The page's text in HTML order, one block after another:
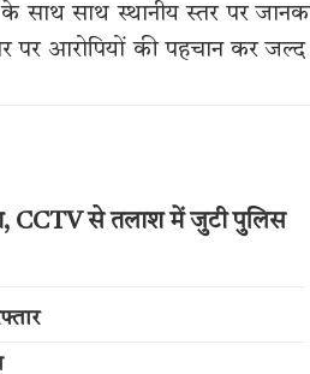
साथ साथ स्थानीय स्तर पर
पर आरोपियों की पहचान कर जल्द
CCTV से तलाश में जुटी पुलिस